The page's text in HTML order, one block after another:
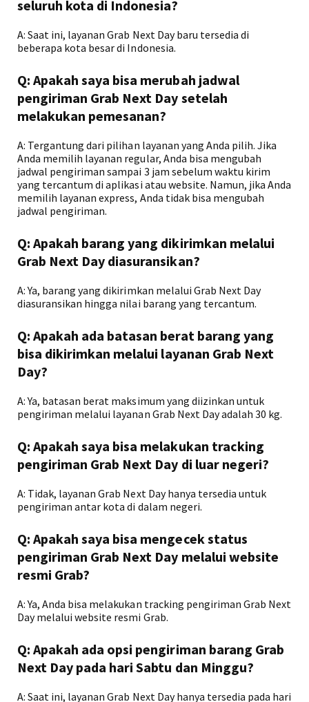
seluruh kota di Indonesia?
A: Saat ini, layanan Grab Next Day baru tersedia di
beberapa kota besar di Indonesia.
Q: Apakah saya bisa merubah jadwal
pengiriman Grab Next Day setelah
melakukan pemesanan?
A: Tergantung dari pilihan layanan yang Anda pilih. Jika
Anda memilih layanan regular, Anda bisa mengubah
jadwal pengiriman sampai 3 jam sebelum waktu kirim
yang tercantum di aplikasi atau website. Namun, jika Anda
memilih layanan express, Anda tidak bisa mengubah
jadwal pengiriman.
Q: Apakah barang yang dikirimkan melalui
Grab Next Day diasuransikan?
A: Ya, barang yang dikirimkan melalui Grab Next Day
diasuransikan hingga nilai barang yang tercantum.
Q: Apakah ada batasan berat barang yang
bisa dikirimkan melalui layanan Grab Next
Day?
A: Ya, batasan berat maksimum yang diizinkan untuk
pengiriman melalui layanan Grab Next Day adalah 30 kg.
Q: Apakah saya bisa melakukan tracking
pengiriman Grab Next Day di luar negeri?
A: Tidak, layanan Grab Next Day hanya tersedia untuk
pengiriman antar kota di dalam negeri.
Q: Apakah saya bisa mengecek status
pengiriman Grab Next Day melalui website
resmi Grab?
A: Ya, Anda bisa melakukan tracking pengiriman Grab Next
Day melalui website resmi Grab.
Q: Apakah ada opsi pengiriman barang Grab
Next Day pada hari Sabtu dan Minggu?
A: Saat ini, layanan Grab Next Day hanya tersedia pada hari